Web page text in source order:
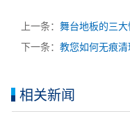
上一条： 舞台地板的三大
下一条： 教您如何无痕
相关新闻